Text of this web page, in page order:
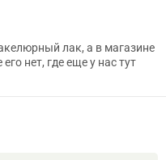
лак, а в магазине
нет, где еще у нас тут